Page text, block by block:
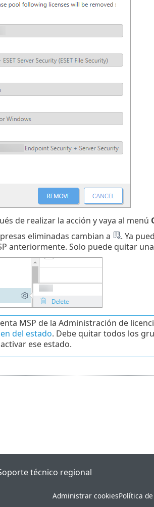
de realizar la acción y vaya al menú
eliminadas cambian a . Ya
anteriormente. Solo puede quitar
MSP de la Administración de
del estado. Debe quitar todos los
ese estado.
técnico regional
Administrar cookiesPolítica